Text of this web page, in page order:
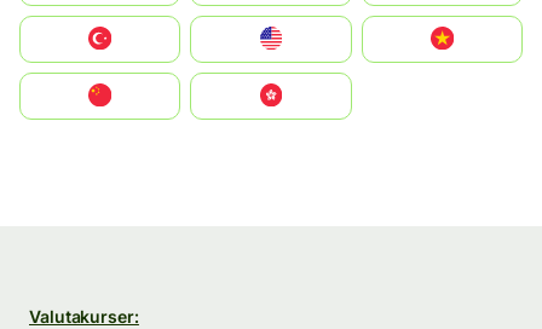
United States
中國香港特別行政區
Valutakurser: